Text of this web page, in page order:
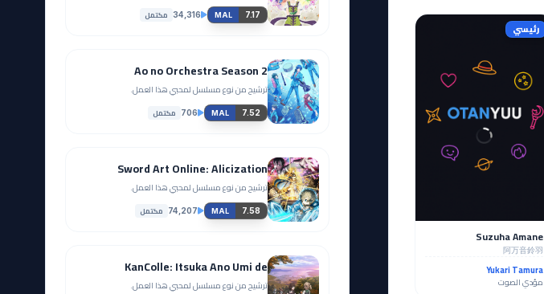
رئيسي
Suzuha Amane
阿万音鈴羽
Yukari Tamura
مؤدي الصوت
MAL 7.17
34,316 مكتمل
Ao no Orchestra Season 2
ترشيح من نوع مسلسل لمحبي هذا العمل.
MAL 7.52
706 مكتمل
Sword Art Online: Alicization
ترشيح من نوع مسلسل لمحبي هذا العمل.
MAL 7.58
74,207 مكتمل
KanColle: Itsuka Ano Umi de
ترشيح من نوع مسلسل لمحبي هذا العمل.